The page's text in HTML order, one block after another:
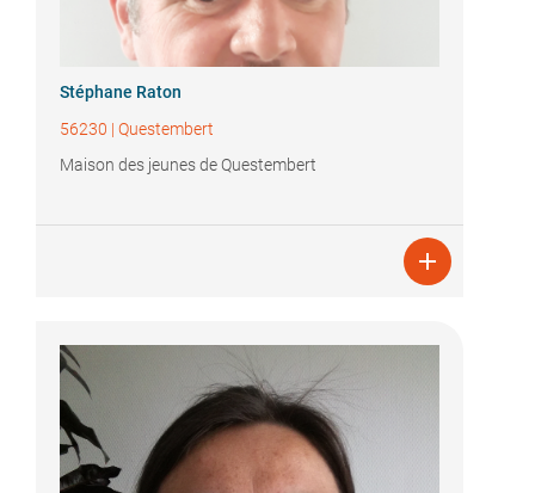
Stéphane Raton
56230 | Questembert
Maison des jeunes de Questembert
